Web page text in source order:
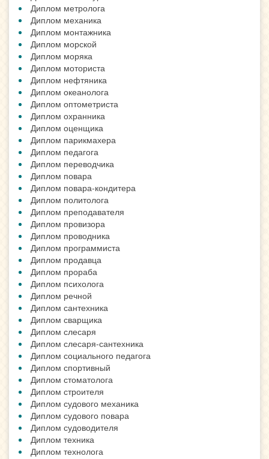
Диплом метролога
Диплом механика
Диплом монтажника
Диплом морской
Диплом моряка
Диплом моториста
Диплом нефтяника
Диплом океанолога
Диплом оптометриста
Диплом охранника
Диплом оценщика
Диплом парикмахера
Диплом педагога
Диплом переводчика
Диплом повара
Диплом повара-кондитера
Диплом политолога
Диплом преподавателя
Диплом провизора
Диплом проводника
Диплом программиста
Диплом продавца
Диплом прораба
Диплом психолога
Диплом речной
Диплом сантехника
Диплом сварщика
Диплом слесаря
Диплом слесаря-сантехника
Диплом социального педагога
Диплом спортивный
Диплом стоматолога
Диплом строителя
Диплом судового механика
Диплом судового повара
Диплом судоводителя
Диплом техника
Диплом технолога